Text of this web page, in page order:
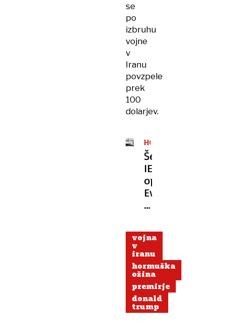
se
po
izbruhu
vojne
v
Iranu
povzpele
prek
100
dolarjev.
HORMUŠKA
OŽINA
Šef
IEA
opozarja:
Evropa
ima
goriva
le
še
za
šest
tednov
vojna
v
iranu
hormuška
ožina
premirje
donald
trump